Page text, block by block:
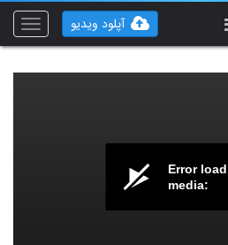
Toggle
آپلود ویدیو
Error
media: